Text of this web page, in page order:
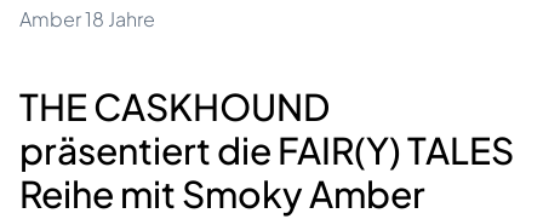
Amber 18 Jahre
THE CASKHOUND
präsentiert die FAIR(Y) TALES
Reihe mit Smoky Amber